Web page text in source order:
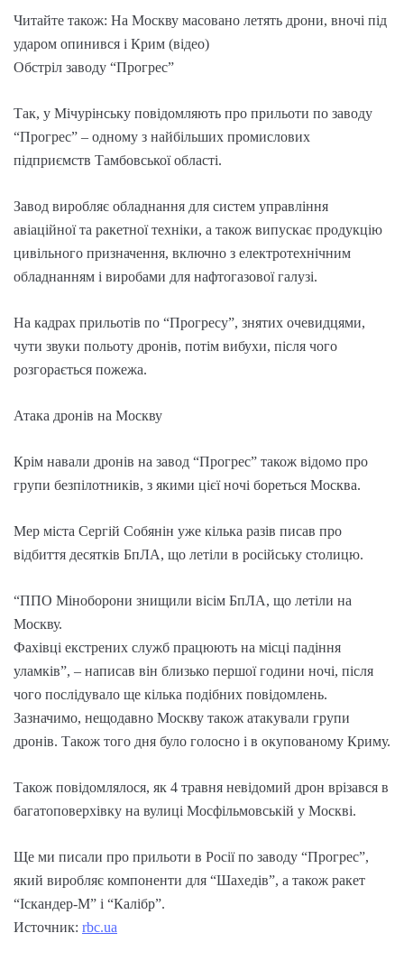
Читайте також: На Москву масовано летять дрони, вночі під
ударом опинився і Крим (відео)
Обстріл заводу “Прогрес”
Так, у Мічурінську повідомляють про прильоти по заводу
“Прогрес” – одному з найбільших промислових
підприємств Тамбовської області.
Завод виробляє обладнання для систем управління
авіаційної та ракетної техніки, а також випускає продукцію
цивільного призначення, включно з електротехнічним
обладнанням і виробами для нафтогазової галузі.
На кадрах прильотів по “Прогресу”, знятих очевидцями,
чути звуки польоту дронів, потім вибухи, після чого
розгорається пожежа.
Атака дронів на Москву
Крім навали дронів на завод “Прогрес” також відомо про
групи безпілотників, з якими цієї ночі бореться Москва.
Мер міста Сергій Собянін уже кілька разів писав про
відбиття десятків БпЛА, що летіли в російську столицю.
“ППО Міноборони знищили вісім БпЛА, що летіли на
Москву.
Фахівці екстрених служб працюють на місці падіння
уламків”, – написав він близько першої години ночі, після
чого послідувало ще кілька подібних повідомлень.
Зазначимо, нещодавно Москву також атакували групи
дронів. Також того дня було голосно і в окупованому Криму.
Також повідомлялося, як 4 травня невідомий дрон врізався в
багатоповерхівку на вулиці Мосфільмовській у Москві.
Ще ми писали про прильоти в Росії по заводу “Прогрес”,
який виробляє компоненти для “Шахедів”, а також ракет
“Іскандер-М” і “Калібр”.
Источник: rbc.ua